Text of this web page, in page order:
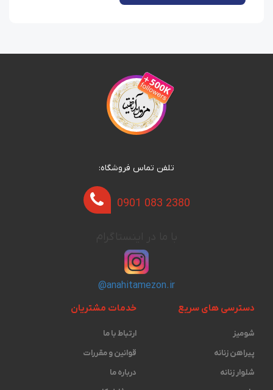
تلفن تماس فروشگاه:
0901 083 2380
@anahitamezon.ir
دسترسی های سریع
شومیز
پیراهن زنانه
شلوار زنانه
خدمات مشتریان
ارتباط با ما
قوانین و مقررات
درباره ما